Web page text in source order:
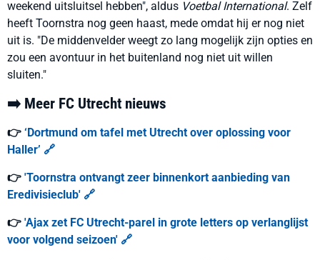
weekend uitsluitsel hebben", aldus Voetbal International. Zelf
heeft Toornstra nog geen haast, mede omdat hij er nog niet
uit is. "De middenvelder weegt zo lang mogelijk zijn opties en
zou een avontuur in het buitenland nog niet uit willen
sluiten."
➡️ Meer FC Utrecht nieuws
👉 ‘Dortmund om tafel met Utrecht over oplossing voor
Haller’ 🔗
👉 'Toornstra ontvangt zeer binnenkort aanbieding van
Eredivisieclub' 🔗
👉 'Ajax zet FC Utrecht-parel in grote letters op verlanglijst
voor volgend seizoen' 🔗